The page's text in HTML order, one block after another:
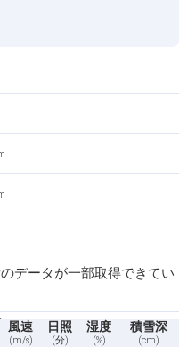
データが一部取得できてい
風速
(m/s)
日照
(分)
湿度
(%)
積雪深
(cm)